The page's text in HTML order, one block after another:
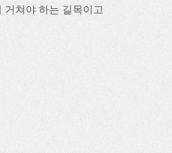
거쳐야 하는 길목이고